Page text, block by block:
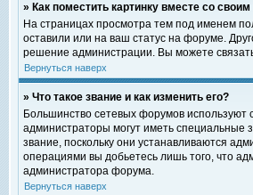
» Как поместить картинку вместе со
На страницах просмотра тем под именем
оставили или на ваш статус на форуме.
решение администрации. Вы можете
Вернуться наверх
» Что такое звание и как изменить его?
Большинство сетевых форумов
администраторы могут иметь специальные
звание, поскольку они устанавливаются
операциями вы добьетесь лишь того, что
администратора форума.
Вернуться наверх